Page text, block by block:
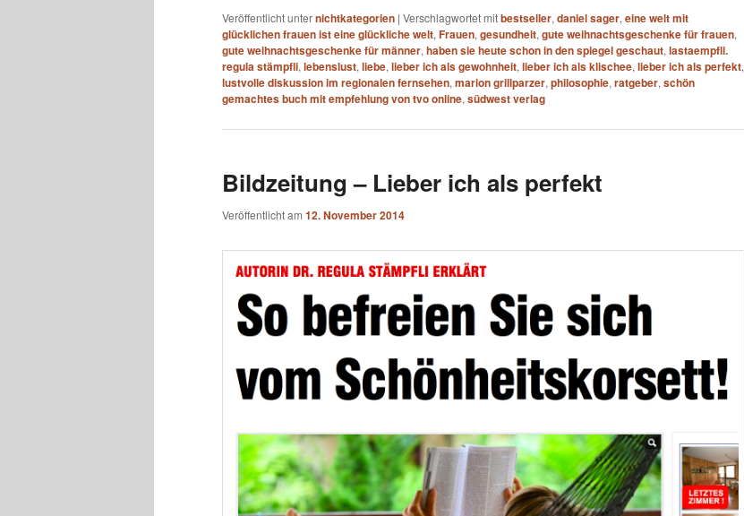
Veröffentlicht unternichtkategorien | Verschlagwortet mitbestseller, daniel sager, eine welt mit
glücklichen frauen ist eine glückliche welt, Frauen, gesundheit, gute weihnachtsgeschenke für frauen,
gute weihnachtsgeschenke für männer, haben sie heute schon in den spiegel geschaut, lastaempfli.
regula stämpfli, lebenslust, liebe, lieber ich als gewohnheit, lieber ich als klischee, lieber ich als perfekt,
lustvolle diskussion im regionalen fernsehen, marion grillparzer, philosophie, ratgeber, schön
gemachtes buch mit empfehlung von tvo online, südwest verlag
Bildzeitung – Lieber ich als perfekt
Veröffentlicht am 12. November 2014